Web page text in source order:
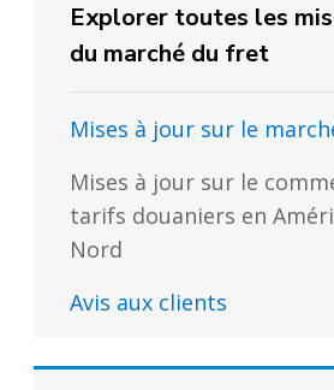
Explorer toutes les
du marché du fret
Mises à jour sur le
Mises à jour sur le
tarifs douaniers en
Nord
Avis aux clients